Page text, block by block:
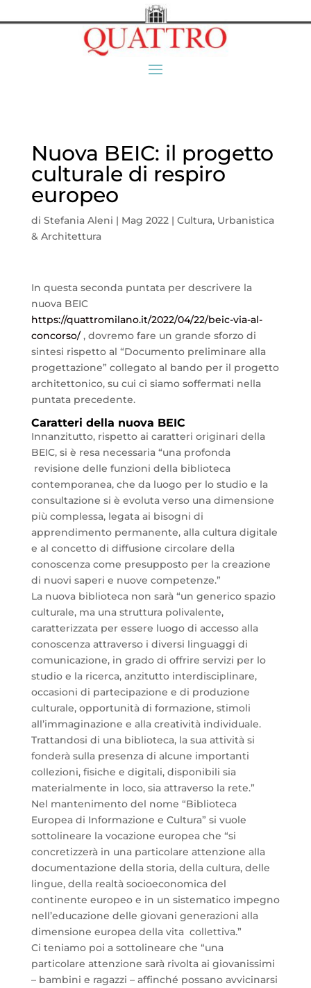
Nuova BEIC: il progetto
culturale di respiro
europeo
di Stefania Aleni | Mag 2022 | Cultura, Urbanistica
& Architettura
In questa seconda puntata per descrivere la
nuova BEIC
https://quattromilano.it/2022/04/22/beic-via-al-
concorso/ ‎ , dovremo fare un grande sforzo di
sintesi rispetto al “Documento preliminare alla
progettazione” collegato al bando per il progetto
architettonico, su cui ci siamo soffermati nella
puntata precedente.
Caratteri della nuova BEIC
Innanzitutto, rispetto ai caratteri originari della
BEIC, si è resa necessaria “una profonda
revisione delle funzioni della biblioteca
contemporanea, che da luogo per lo studio e la
consultazione si è evoluta verso una dimensione
più complessa, legata ai bisogni di
apprendimento permanente, alla cultura digitale
e al concetto di diffusione circolare della
conoscenza come presupposto per la creazione
di nuovi saperi e nuove competenze.”
La nuova biblioteca non sarà “un generico spazio
culturale, ma una struttura polivalente,
caratterizzata per essere luogo di accesso alla
conoscenza attraverso i diversi linguaggi di
comunicazione, in grado di offrire servizi per lo
studio e la ricerca, anzitutto interdisciplinare,
occasioni di partecipazione e di produzione
culturale, opportunità di formazione, stimoli
all’immaginazione e alla creatività individuale.
Trattandosi di una biblioteca, la sua attività si
fonderà sulla presenza di alcune importanti
collezioni, fisiche e digitali, disponibili sia
materialmente in loco, sia attraverso la rete.”
Nel mantenimento del nome “Biblioteca
Europea di Informazione e Cultura” si vuole
sottolineare la vocazione europea che “si
concretizzerà in una particolare attenzione alla
documentazione della storia, della cultura, delle
lingue, della realtà socioeconomica del
continente europeo e in un sistematico impegno
nell’educazione delle giovani generazioni alla
dimensione europea della vita collettiva.”
Ci teniamo poi a sottolineare che “una
particolare attenzione sarà rivolta ai giovanissimi
– bambini e ragazzi – affinché possano avvicinarsi